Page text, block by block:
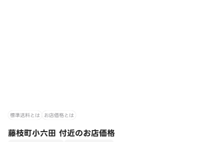
標準送料とは お店価格とは
藤枝町小六田 付近のお店価格